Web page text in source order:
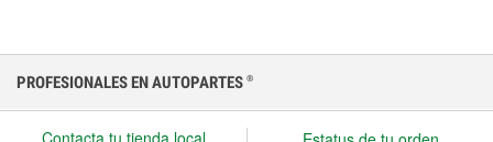
PROFESIONALES EN AUTOPARTES ®
Contacta tu tienda local